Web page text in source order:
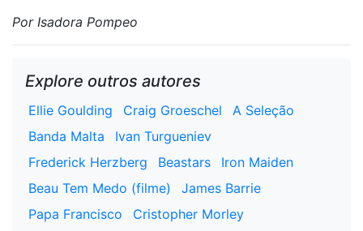
Por Isadora Pompeo
Explore outros autores
Ellie Goulding Craig Groeschel
A Seleção
Banda Malta
Ivan Turgueniev
Frederick Herzberg
Beastars
Iron Maiden
Beau Tem Medo (filme)
James Barrie
Papa Francisco
Cristopher Morley